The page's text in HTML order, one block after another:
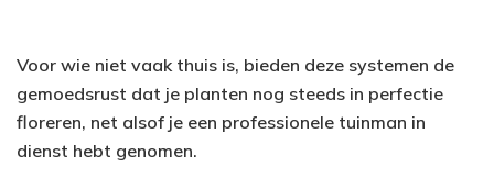
Voor wie niet vaak thuis is, bieden deze systemen de
gemoedsrust dat je planten nog steeds in perfectie
floreren, net alsof je een professionele tuinman in
dienst hebt genomen.